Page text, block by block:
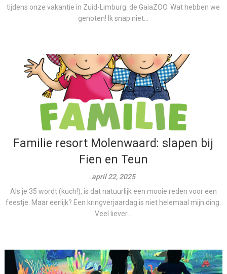
tijdens onze vakantie in Zuid-Limburg: de GaiaZOO. Wat hebben we
genoten! Ik snap niet...
Familie resort Molenwaard: slapen bij
Fien en Teun
april 22, 2025
Als je 35 wordt (kuch!), is dat natuurlijk een mooie reden voor een
feestje. Maar eerlijk? Een kringverjaardag is niet helemaal mijn ding.
Veel liever...